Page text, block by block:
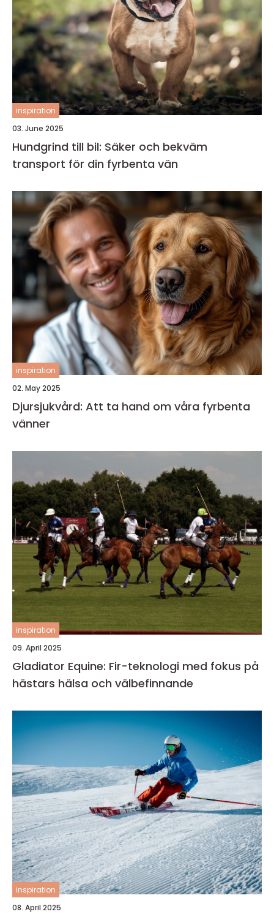
inspiration
03. June 2025
Hundgrind till bil: Säker och bekväm
transport för din fyrbenta vän
inspiration
02. May 2025
Djursjukvård: Att ta hand om våra fyrbenta
vänner
inspiration
09. April 2025
Gladiator Equine: Fir-teknologi med fokus på
hästars hälsa och välbefinnande
inspiration
08. April 2025